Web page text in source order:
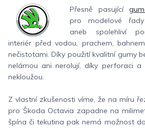
Přesně pasující
pro modelové
aneb spolehliví
interiér před vodou, prachem,
nečistotami. Díky použití kvalitní gumy
nelámou ani nerolují, díky perforaci a
nekloužou.
Z vlastní zkušenosti víme, že na míru
pro Škoda Octavia zapadne na
špína či tekutina pak nemá možnost